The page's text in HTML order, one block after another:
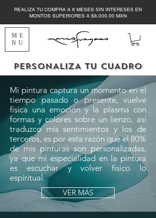
ME
NU
REALIZA TU COMPRA A 6 MESES SIN INTERESES EN
MONTOS SUPERIORES A $8,000.00 MXN
PERSONALIZA TU CUADRO
Mi pintura captura un momento en el
tiempo pasado o presente, vuelve
física una emoción y la plasma con
formas y colores sobre un lienzo, así
traduzco mis sentimientos y los de
terceros, es por esta razón que el 80%
de mis pinturas son personalizadas,
ya que mi especialidad en la pintura
es escuchar y volver físico lo
espiritual.
VER MÁS